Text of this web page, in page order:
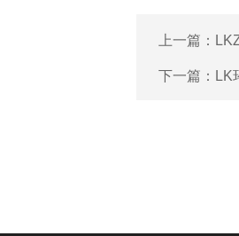
上一篇：
下一篇： LK